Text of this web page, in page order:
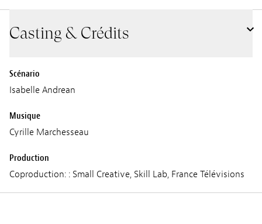
Casting & Crédits
Scénario
Isabelle Andrean
Musique
Cyrille Marchesseau
Production
Coproduction: : Small Creative, Skill Lab, France Télévisions